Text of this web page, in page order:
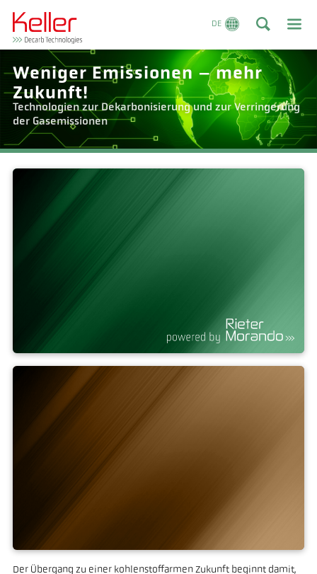
DE
Weniger Emissionen – mehr
Zukunft!
Technologien zur Dekarbonisierung und zur Verringerung
der Gasemissionen
Supplementary Cementitious
Materials
Der Übergang zu einer kohlenstoffarmen Zukunft beginnt damit,